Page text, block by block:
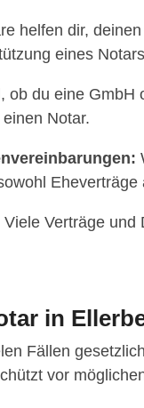
helfen dir,
eines
ob du eine GmbH
Notar.
Viele Verträge und
in
Fällen
vor